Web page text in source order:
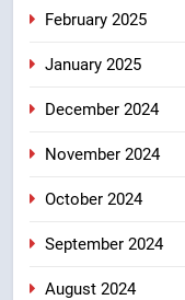
February 2025
January 2025
December 2024
November 2024
October 2024
September 2024
August 2024